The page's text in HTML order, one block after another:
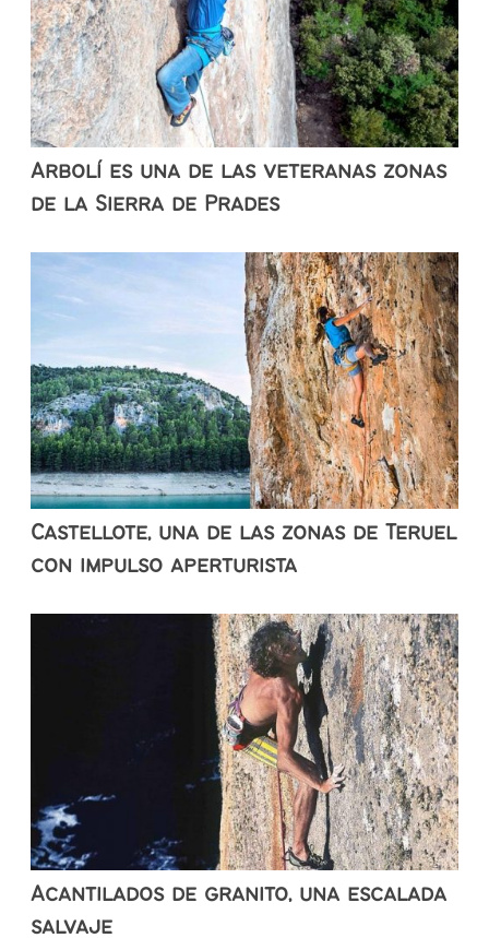
Arbolí es una de las veteranas zonas
de la Sierra de Prades
Castellote, una de las zonas de Teruel
con impulso aperturista
Acantilados de granito, una escalada
salvaje